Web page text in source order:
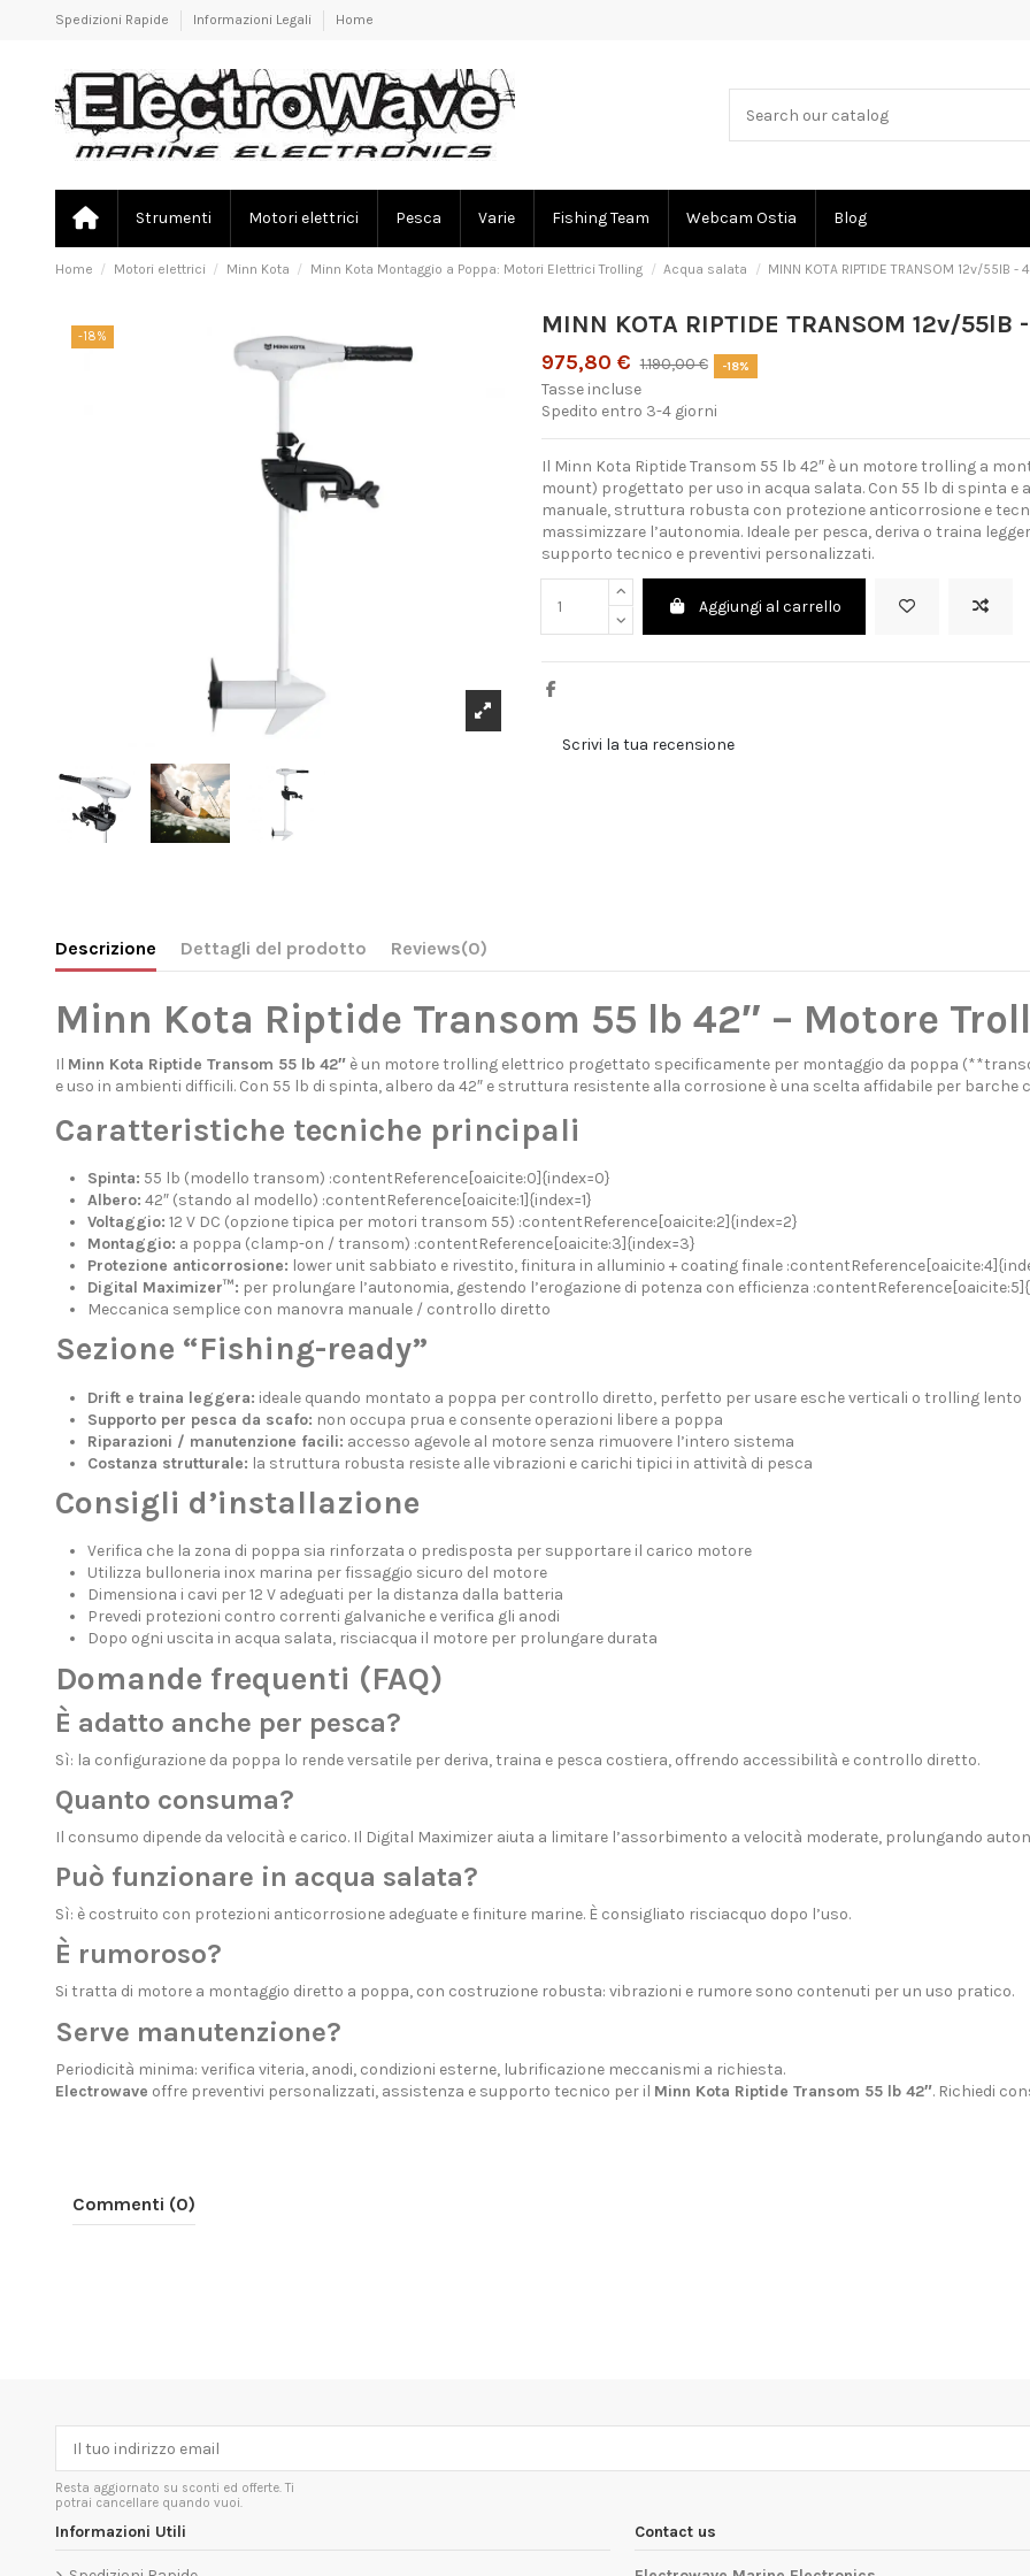
Spedizioni Rapide Informazioni Legali Home
Strumenti Motori elettrici Pesca Varie Fishing Team Webcam Ostia Blog
Home Motori elettrici Minn Kota Minn Kota Montaggio a Poppa: Motori Elettrici Trolling Acqua salata MINN KOTA RIPTIDE TRANSOM 12v/55lB -
-18% MINN KOTA RIPTIDE TRANSOM 12v/55lB
975,80 € 1.190,00 € -18%
Tasse incluse
Spedito entro 3-4 giorni
Il Minn Kota Riptide Transom 55 lb 42″ è un motore trolling a
mount) progettato per uso in acqua salata. Con 55 lb di spinta e
manuale, struttura robusta con protezione anticorrosione e
massimizzare l’autonomia. Ideale per pesca, deriva o traina
supporto tecnico e preventivi personalizzati.
Aggiungi al carrello
Scrivi la tua recensione
Descrizione Dettagli del prodotto Reviews(0)
Minn Kota Riptide Transom 55 lb 42″ – Motore
Il Minn Kota Riptide Transom 55 lb 42″è un motore trolling elettrico progettato specificamente per montaggio da poppa
e uso in ambienti difficili. Con 55 lb di spinta, albero da 42″ e struttura resistente alla corrosione è una scelta affidabile per
Caratteristiche tecniche principali
Spinta: 55 lb (modello transom) :contentReference[oaicite:0]{index=0}
Albero: 42″ (stando al modello) :contentReference[oaicite:1]{index=1}
Voltaggio: 12 V DC (opzione tipica per motori transom 55) :contentReference[oaicite:2]{index=2}
Montaggio: a poppa (clamp-on / transom) :contentReference[oaicite:3]{index=3}
Protezione anticorrosione: lower unit sabbiato e rivestito, finitura in alluminio + coating finale
Digital Maximizer™: per prolungare l’autonomia, gestendo l’erogazione di potenza con efficienza
Meccanica semplice con manovra manuale / controllo diretto
Sezione “Fishing-ready”
Drift e traina leggera: ideale quando montato a poppa per controllo diretto, perfetto per usare esche verticali o trolling lento
Supporto per pesca da scafo: non occupa prua e consente operazioni libere a poppa
Riparazioni / manutenzione facili: accesso agevole al motore senza rimuovere l’intero sistema
Costanza strutturale: la struttura robusta resiste alle vibrazioni e carichi tipici in attività di pesca
Consigli d’installazione
Verifica che la zona di poppa sia rinforzata o predisposta per supportare il carico motore
Utilizza bulloneria inox marina per fissaggio sicuro del motore
Dimensiona i cavi per 12 V adeguati per la distanza dalla batteria
Prevedi protezioni contro correnti galvaniche e verifica gli anodi
Dopo ogni uscita in acqua salata, risciacqua il motore per prolungare durata
Domande frequenti (FAQ)
È adatto anche per pesca?
Sì: la configurazione da poppa lo rende versatile per deriva, traina e pesca costiera, offrendo accessibilità e controllo diretto.
Quanto consuma?
Il consumo dipende da velocità e carico. Il Digital Maximizer aiuta a limitare l’assorbimento a velocità moderate, prolungando
Può funzionare in acqua salata?
Sì: è costruito con protezioni anticorrosione adeguate e finiture marine. È consigliato risciacquo dopo l’uso.
È rumoroso?
Si tratta di motore a montaggio diretto a poppa, con costruzione robusta: vibrazioni e rumore sono contenuti per un uso pratico.
Serve manutenzione?
Periodicità minima: verifica viteria, anodi, condizioni esterne, lubrificazione meccanismi a richiesta.
Electrowave offre preventivi personalizzati, assistenza e supporto tecnico per il Minn Kota Riptide Transom 55 lb 42″. Richiedi
Commenti (0)
Resta aggiornato su sconti ed offerte. Ti
potrai cancellare quando vuoi.
Informazioni Utili Contact us